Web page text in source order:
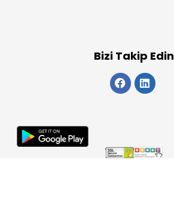
Bizi Takip Edin